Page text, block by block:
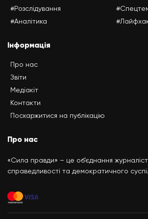
#Розслідування
#Аналітика
Інформація
Про нас
Звіти
Медіакіт
Контакти
Поскаржитися на публікацію
Про нас
«Сила правди» – це об’єднання
справедливості та демократичного